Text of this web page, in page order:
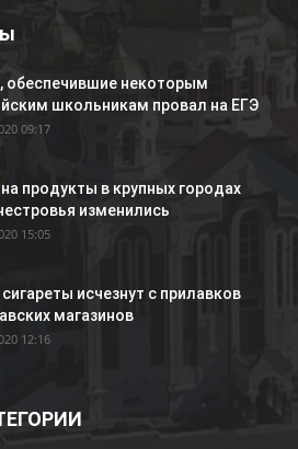
обеспечившие некоторым
школьникам провал на ЕГЭ
09:17
продукты в крупных городах
изменились
15:05
исчезнут с прилавков
магазинов
12:16